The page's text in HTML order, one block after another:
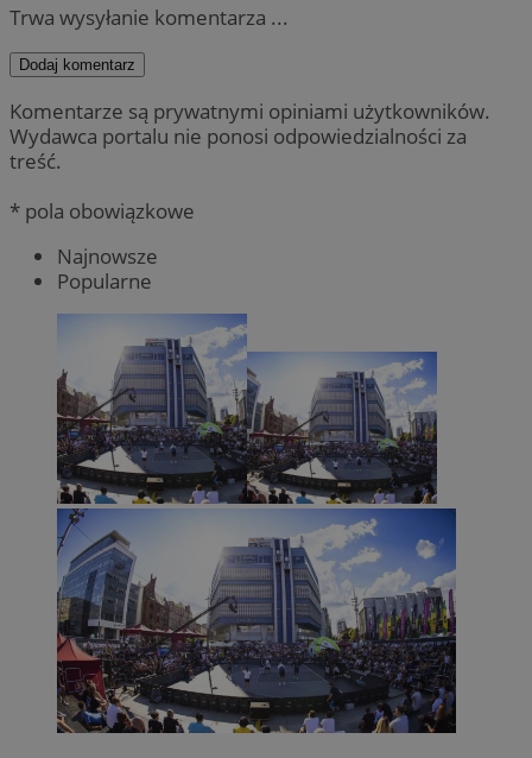
Trwa wysyłanie komentarza ...
Dodaj komentarz
Komentarze są prywatnymi opiniami użytkowników.
Wydawca portalu nie ponosi odpowiedzialności za
treść.
* pola obowiązkowe
Najnowsze
Popularne